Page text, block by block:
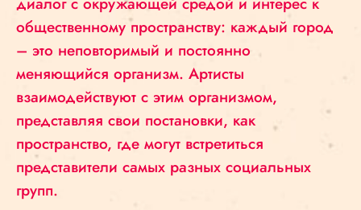
общественному пространству: каждый город
– это неповторимый и постоянно
меняющийся организм. Артисты
взаимодействуют с этим организмом,
представляя свои постановки, как
пространство, где могут встретиться
представители самых разных социальных
групп.